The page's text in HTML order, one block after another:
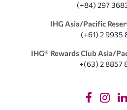
(+84) 297
IHG Asia/Pacific
(+61) 2 9935
IHG®️ Rewards Club Asia/
+(63) 2 8857